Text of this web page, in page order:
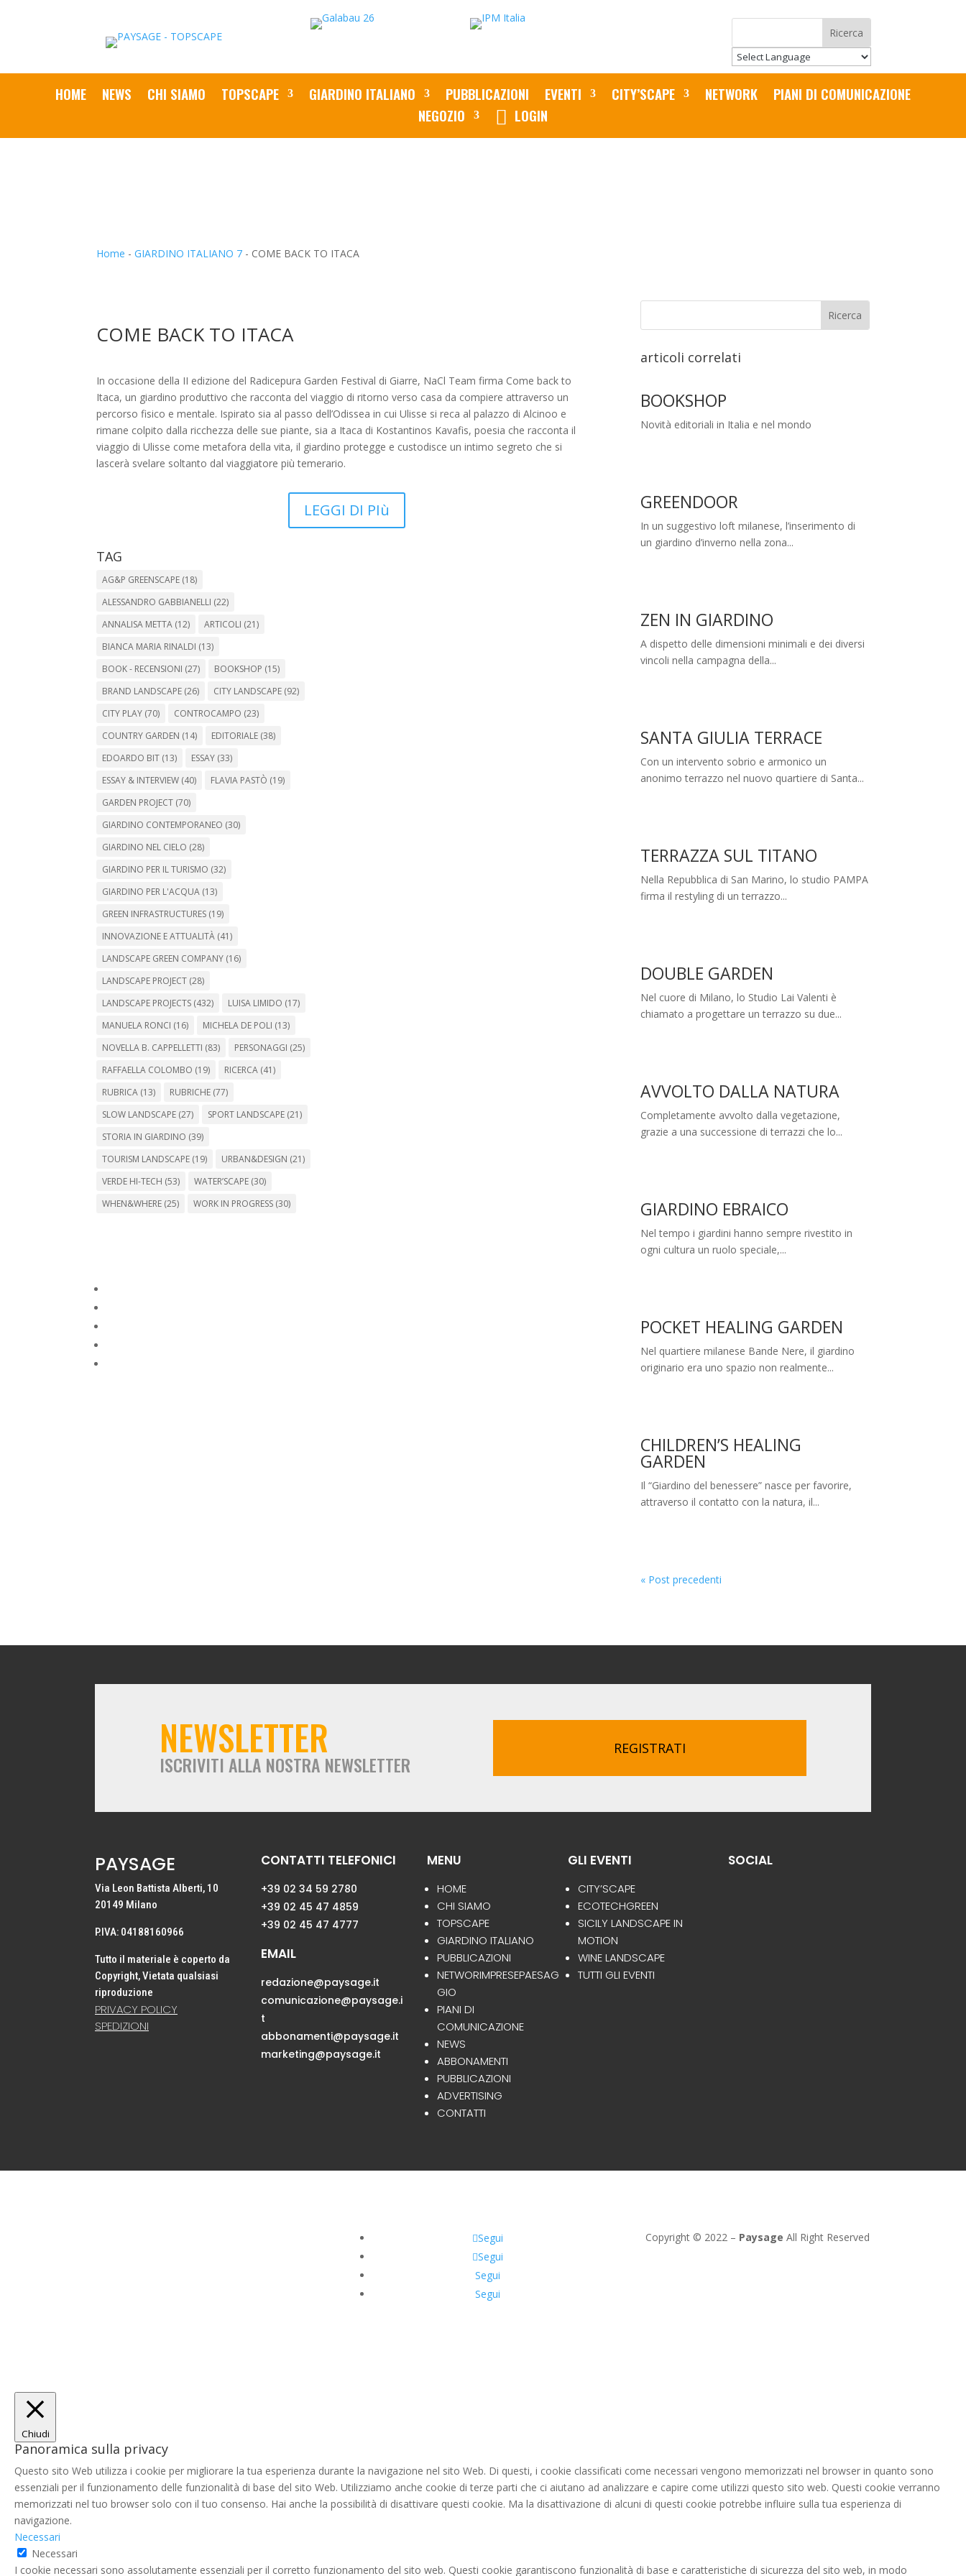
HOME NEWS CHI SIAMO TOPSCAPE GIARDINO ITALIANO PUBBLICAZIONI EVENTI CITY’SCAPE NETWORK
PIANI DI COMUNICAZIONE
NEGOZIO
LOGIN
Home -GIARDINO ITALIANO 7 - COME BACK TO ITACA
COME BACK TO ITACA
In occasione della II edizione del Radicepura Garden Festival di Giarre, NaCl Team firma Come back to
Itaca, un giardino produttivo che racconta del viaggio di ritorno verso casa da compiere attraverso un
percorso fisico e mentale. Ispirato sia al passo dell’Odissea in cui Ulisse si reca al palazzo di Alcinoo e
rimane colpito dalla ricchezza delle sue piante, sia a Itaca di Kostantinos Kavafis, poesia che racconta il
viaggio di Ulisse come metafora della vita, il giardino protegge e custodisce un intimo segreto che si
lascerà svelare soltanto dal viaggiatore più temerario.
LEGGI DI PIù
TAG
AG&P GREENSCAPE (18)
ALESSANDRO GABBIANELLI (22)
ANNALISA METTA (12) ARTICOLI (21)
BIANCA MARIA RINALDI (13)
BOOK - RECENSIONI (27) BOOKSHOP (15)
BRAND LANDSCAPE (26) CITY LANDSCAPE (92)
CITY PLAY (70) CONTROCAMPO (23)
COUNTRY GARDEN (14) EDITORIALE (38)
EDOARDO BIT (13) ESSAY (33)
ESSAY & INTERVIEW (40) FLAVIA PASTÒ (19)
GARDEN PROJECT (70)
GIARDINO CONTEMPORANEO (30)
GIARDINO NEL CIELO (28)
GIARDINO PER IL TURISMO (32)
GIARDINO PER L'ACQUA (13)
GREEN INFRASTRUCTURES (19)
INNOVAZIONE E ATTUALITÀ (41)
LANDSCAPE GREEN COMPANY (16)
LANDSCAPE PROJECT (28)
LANDSCAPE PROJECTS (432) LUISA LIMIDO (17)
MANUELA RONCI (16) MICHELA DE POLI (13)
NOVELLA B. CAPPELLETTI (83) PERSONAGGI (25)
RAFFAELLA COLOMBO (19) RICERCA (41)
RUBRICA (13) RUBRICHE (77)
SLOW LANDSCAPE (27) SPORT LANDSCAPE (21)
STORIA IN GIARDINO (39)
TOURISM LANDSCAPE (19) URBAN&DESIGN (21)
VERDE HI-TECH (53) WATER’SCAPE (30)
WHEN&WHERE (25) WORK IN PROGRESS (30)
articoli correlati
BOOKSHOP
Novità editoriali in Italia e nel mondo
GREENDOOR
In un suggestivo loft milanese, l’inserimento di
un giardino d’inverno nella zona...
ZEN IN GIARDINO
A dispetto delle dimensioni minimali e dei diversi
vincoli nella campagna della...
SANTA GIULIA TERRACE
Con un intervento sobrio e armonico un
anonimo terrazzo nel nuovo quartiere di Santa...
TERRAZZA SUL TITANO
Nella Repubblica di San Marino, lo studio PAMPA
firma il restyling di un terrazzo...
DOUBLE GARDEN
Nel cuore di Milano, lo Studio Lai Valenti è
chiamato a progettare un terrazzo su due...
AVVOLTO DALLA NATURA
Completamente avvolto dalla vegetazione,
grazie a una successione di terrazzi che lo...
GIARDINO EBRAICO
Nel tempo i giardini hanno sempre rivestito in
ogni cultura un ruolo speciale,...
POCKET HEALING GARDEN
Nel quartiere milanese Bande Nere, il giardino
originario era uno spazio non realmente...
CHILDREN’S HEALING
GARDEN
Il “Giardino del benessere” nasce per favorire,
attraverso il contatto con la natura, il...
« Post precedenti
NEWSLETTER
ISCRIVITI ALLA NOSTRA NEWSLETTER
REGISTRATI
PAYSAGE
Via Leon Battista Alberti, 10
20149 Milano
P.IVA: 04188160966
Tutto il materiale è coperto da
Copyright, Vietata qualsiasi
riproduzione
PRIVACY POLICY
SPEDIZIONI
CONTATTI TELEFONICI
+39 02 34 59 2780
+39 02 45 47 4859
+39 02 45 47 4777
EMAIL
redazione@paysage.it
comunicazione@paysage.i
t
abbonamenti@paysage.it
marketing@paysage.it
MENU
HOME
CHI SIAMO
TOPSCAPE
GIARDINO ITALIANO
PUBBLICAZIONI
NETWORIMPRESEPAESAG
GIO
PIANI DI
COMUNICAZIONE
NEWS
ABBONAMENTI
PUBBLICAZIONI
ADVERTISING
CONTATTI
GLI EVENTI
CITY’SCAPE
ECOTECHGREEN
SICILY LANDSCAPE IN
MOTION
WINE LANDSCAPE
TUTTI GLI EVENTI
SOCIAL
Segui
Segui
Segui
Segui
Copyright © 2022 – Paysage All Right Reserved
Chiudi
Panoramica sulla privacy
Questo sito Web utilizza i cookie per migliorare la tua esperienza durante la navigazione nel sito Web. Di questi, i cookie classificati come necessari vengono memorizzati nel browser in quanto sono
essenziali per il funzionamento delle funzionalità di base del sito Web. Utilizziamo anche cookie di terze parti che ci aiutano ad analizzare e capire come utilizzi questo sito web. Questi cookie verranno
memorizzati nel tuo browser solo con il tuo consenso. Hai anche la possibilità di disattivare questi cookie. Ma la disattivazione di alcuni di questi cookie potrebbe influire sulla tua esperienza di
navigazione.
Necessari
Necessari
I cookie necessari sono assolutamente essenziali per il corretto funzionamento del sito web. Questi cookie garantiscono funzionalità di base e caratteristiche di sicurezza del sito web, in modo